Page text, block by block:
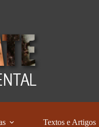
Textos e Artigos